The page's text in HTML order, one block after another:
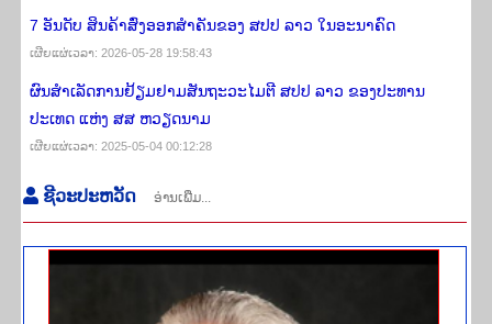
7 ອັນດັບ ສິນຄ້າສົ່ງອອກສຳຄັນຂອງ ສປປ ລາວ ໃນອະນາຄົດ
ເຜີຍ​ແຜ່​ເວ​ລາ: 2026-05-28 19:58:43
ຜົນສໍາເລັດການຢ້ຽມຢາມສັນຖະວະໄມຕີ ສປປ ລາວ ຂອງປະທານ
ປະເທດ ແຫ່ງ ສສ ຫວຽດນາມ
ເຜີຍ​ແຜ່​ເວ​ລາ: 2025-05-04 00:12:28
​ຊີ​ວະ​ປະ​ຫວັດ​ ອ່ານເພີ່ມ...